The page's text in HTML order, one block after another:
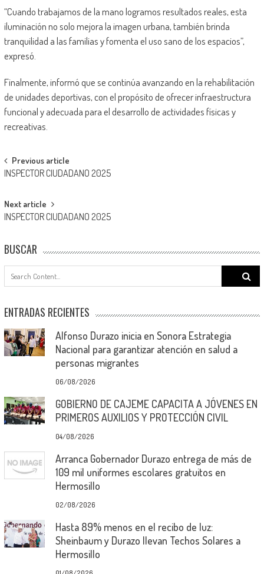
“Cuando trabajamos de la mano logramos resultados reales, esta
iluminación no solo mejora la imagen urbana, también brinda
tranquilidad a las familias y fomenta el uso sano de los espacios”,
expresó.
Finalmente, informó que se continúa avanzando en la rehabilitación
de unidades deportivas, con el propósito de ofrecer infraestructura
funcional y adecuada para el desarrollo de actividades físicas y
recreativas.
Post
navigation
Previous article
INSPECTOR CIUDADANO 2025
Next article
INSPECTOR CIUDADANO 2025
BUSCAR
Search
for:
ENTRADAS RECIENTES
Alfonso Durazo inicia en Sonora Estrategia
Nacional para garantizar atención en salud a
personas migrantes
06/08/2026
GOBIERNO DE CAJEME CAPACITA A JÓVENES EN
PRIMEROS AUXILIOS Y PROTECCIÓN CIVIL
04/08/2026
Arranca Gobernador Durazo entrega de más de
109 mil uniformes escolares gratuitos en
Hermosillo
02/08/2026
Hasta 89% menos en el recibo de luz:
Sheinbaum y Durazo llevan Techos Solares a
Hermosillo